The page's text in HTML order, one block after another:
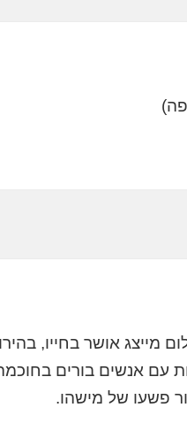
מייצג אושר בחייו,
עם אנשים בורים
פשעו של מישהו.